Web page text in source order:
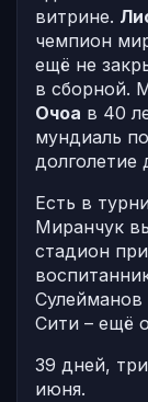
витрине.
чемпион
ещё не
в сборной.
Очоа в 40
мундиаль
долголетие
Есть в
Миранчук
стадион
Сулейманов
Сити – ещё
39 дней,
июня.